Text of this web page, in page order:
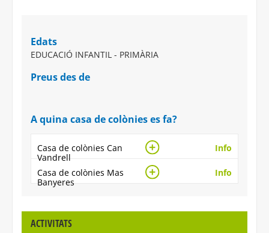
Edats
EDUCACIÓ INFANTIL - PRIMÀRIA
Preus des de
A quina casa de colònies es fa?
Casa de colònies Can
Vandrell
Info
Casa de colònies Mas
Banyeres
Info
ACTIVITATS